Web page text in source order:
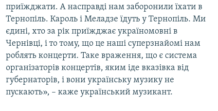
приїжджати. А насправді нам заборонили їхати в
Тернопіль. Кароль і Меладзе їдуть у Тернопіль. Ми
єдині, хто за рік приїжджає україномовні в
Чернівці, і то тому, що це наші суперзнайомі нам
роблять концерти. Таке враження, що є система
організаторів концертів, яким іде вказівка від
губернаторів, і вони українську музику не
пускають», – каже український музикант.